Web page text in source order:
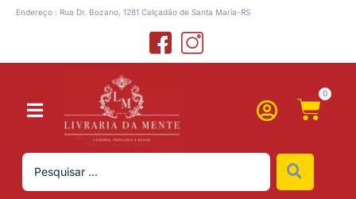
Endereço : Rua Dr. Bozano, 1281 Calçadão de Santa Maria-RS
0